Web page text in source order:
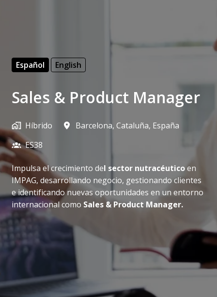
Español English
Sales & Product Manager
Híbrido Barcelona, Cataluña, España
ES38
Impulsa el crecimiento del sector nutracéuticoen
IMPAG, desarrollando negocio, gestionando clientes
e identificando nuevas oportunidades en un entorno
internacional como Sales & Product Manager.